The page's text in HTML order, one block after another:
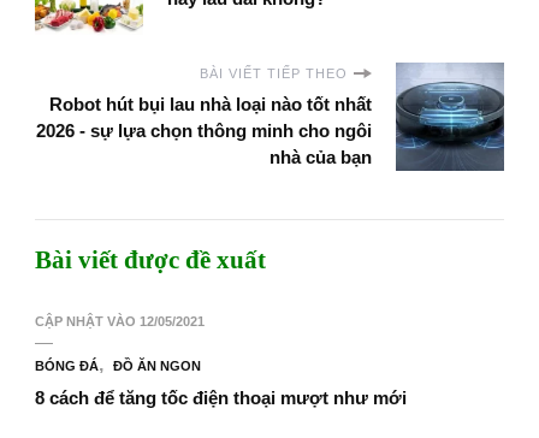
BÀI VIẾT TIẾP THEO
Robot hút bụi lau nhà loại nào tốt nhất
2026 - sự lựa chọn thông minh cho ngôi
nhà của bạn
Bài viết được đề xuất
CẬP NHẬT VÀO 12/05/2021
BÓNG ĐÁ ĐỒ ĂN NGON
8 cách để tăng tốc điện thoại mượt như mới